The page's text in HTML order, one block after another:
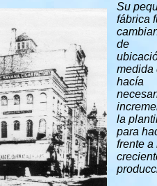
Su
fábrica
de
medida
hacía
la
para
frente a